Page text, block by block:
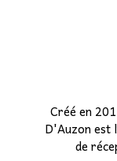
Professionnels ▼
▼
Créé en
D'Auzon est
de